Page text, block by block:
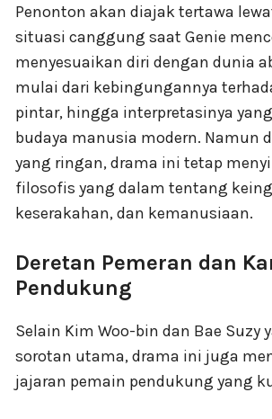
Penonton akan diajak tertawa
situasi canggung saat Genie
menyesuaikan diri dengan dunia
mulai dari kebingungannya
pintar, hingga interpretasinya
budaya manusia modern. Namun
yang ringan, drama ini tetap
filosofis yang dalam tentang
keserakahan, dan kemanusiaan.
Deretan Pemeran dan
Pendukung
Selain Kim Woo-bin dan Bae Suzy
sorotan utama, drama ini juga
jajaran pemain pendukung yang